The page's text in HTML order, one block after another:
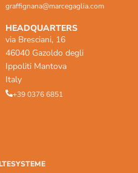
graffignana@marcegaglia.com
HEADQUARTERS
via Bresciani, 16
46040 Gazoldo degli
Ippoliti Mantova
Italy
+39 0376 6851